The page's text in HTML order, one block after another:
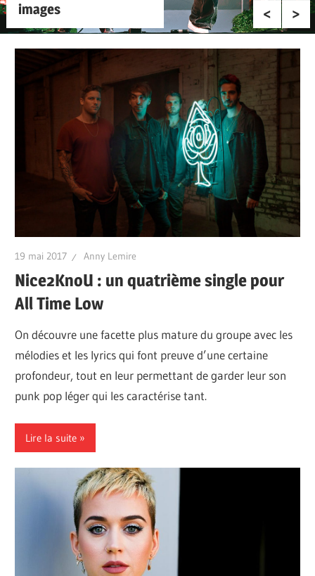
images
19 mai 2017 Anny Lemire
Nice2KnoU : un quatrième single pour
All Time Low
On découvre une facette plus mature du groupe avec les
mélodies et les lyrics qui font preuve d’une certaine
profondeur, tout en leur permettant de garder leur son
punk pop léger qui les caractérise tant.
Lire la suite